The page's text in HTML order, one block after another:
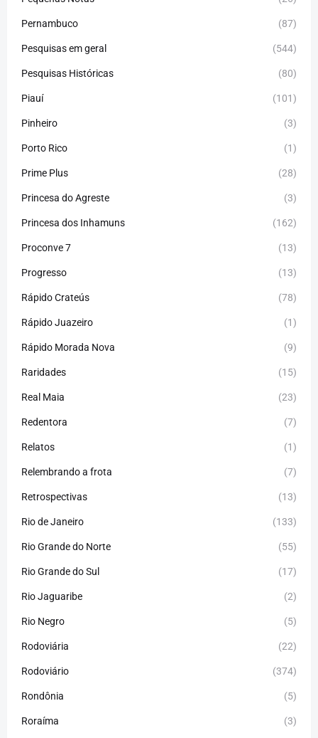
Pernambuco (87)
Pesquisas em geral (544)
Pesquisas Históricas (80)
Piauí (101)
Pinheiro (3)
Porto Rico (1)
Prime Plus (28)
Princesa do Agreste (3)
Princesa dos Inhamuns (162)
Proconve 7 (13)
Progresso (13)
Rápido Crateús (78)
Rápido Juazeiro (1)
Rápido Morada Nova (9)
Raridades (15)
Real Maia (23)
Redentora (7)
Relatos (1)
Relembrando a frota (7)
Retrospectivas (13)
Rio de Janeiro (133)
Rio Grande do Norte (55)
Rio Grande do Sul (17)
Rio Jaguaribe (2)
Rio Negro (5)
Rodoviária (22)
Rodoviário (374)
Rondônia (5)
Roraíma (3)